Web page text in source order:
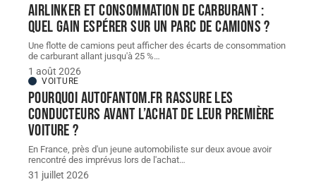
Airlinker et consommation de carburant :
quel gain espérer sur un parc de camions ?
Une flotte de camions peut afficher des écarts de consommation
de carburant allant jusqu'à 25 %…
1 août 2026
VOITURE
Pourquoi autofantom.fr rassure les
conducteurs avant l’achat de leur première
voiture ?
En France, près d'un jeune automobiliste sur deux avoue avoir
rencontré des imprévus lors de l'achat…
31 juillet 2026